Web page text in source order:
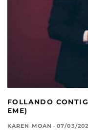
FOLLANDO
EME)
KAREN MOAN · 07/03/